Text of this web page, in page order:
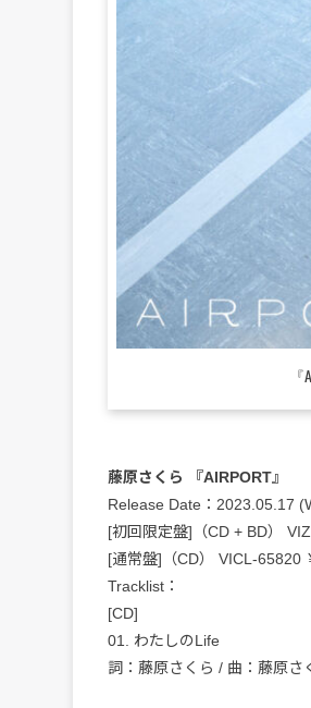
藤原さくら 『AIRPORT』
Release Date：2023.05.17
[初回限定盤]（CD + BD）
[通常盤]（CD） VICL-65820
Tracklist：
[CD]
01. わたしのLife
詞：藤原さくら / 曲：藤原さ